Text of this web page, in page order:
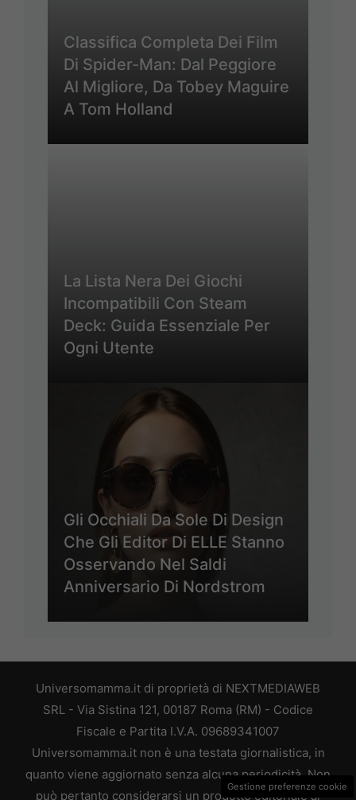
Classifica Completa Dei Film
Di Spider-Man: Dal Peggiore
Al Migliore, Da Tobey Maguire
A Tom Holland
La Lista Nera Dei Giochi
Incompatibili Con Steam
Deck: Guida Essenziale Per
Ogni Utente
Gli Occhiali Da Sole Di Design
Che Gli Editor Di ELLE Stanno
Osservando Nel Saldi
Anniversario Di Nordstrom
Universomamma.it di proprietà di NEXTMEDIAWEB
SRL - Via Sistina 121, 00187 Roma (RM) - Codice
Fiscale e Partita I.V.A. 09689341007
Universomamma.it non è una testata giornalistica, in
quanto viene aggiornato senza alcuna periodicità. Non
può pertanto considerarsi un prodotto editoriale ai
Gestione preferenze cookie